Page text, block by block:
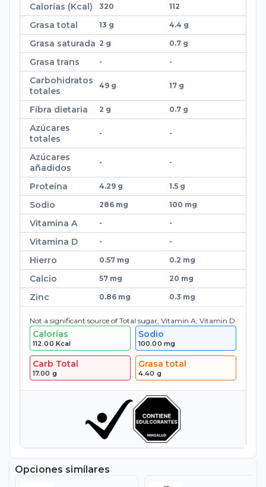
Calorías (Kcal) 320 112
Grasa total 13 g 4.4 g
Grasa saturada 2 g 0.7 g
Grasa trans - -
Carbohidratos
totales
49 g 17 g
Fibra dietaria 2 g 0.7 g
Azúcares
totales
- -
Azúcares
añadidos
- -
Proteína 4.29 g 1.5 g
Sodio 286 mg 100 mg
Vitamina A - -
Vitamina D - -
Hierro 0.57 mg 0.2 mg
Calcio 57 mg 20 mg
Zinc 0.86 mg 0.3 mg
Not a significant source of Total sugar, Vitamin A, Vitamin D
Calorías
112.00 Kcal
Sodio
100.00 mg
Carb Total
17.00 g
Grasa total
4.40 g
Opciones similares